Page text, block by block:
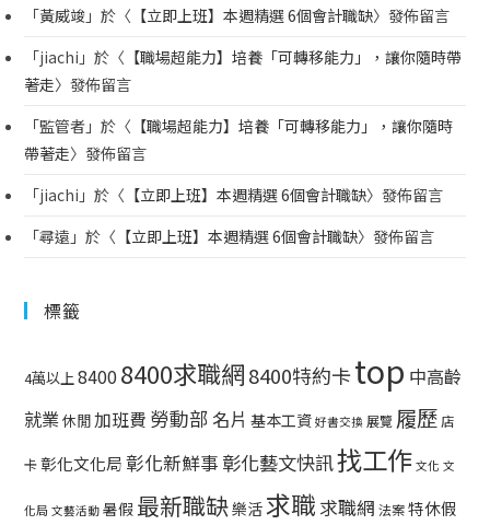
「黃威竣 」於〈 【立即上班】本週精選 6個會計職缺〉發佈留言
「jiachi 」於〈 【職場超能力】培養「可轉移能力」，讓你隨時帶
著走〉發佈留言
「監管者 」於〈 【職場超能力】培養「可轉移能力」，讓你隨時
帶著走〉發佈留言
「jiachi 」於〈 【立即上班】本週精選 6個會計職缺〉發佈留言
「尋遠 」於〈 【立即上班】本週精選 6個會計職缺〉發佈留言
標籤
4萬以上8400 8400求職網8400特約卡top 中高齡
就業休閒加班費 勞動部 名片 基本工資 好書交換 展覽 履歷店
卡彰化文化局 彰化新鮮事 彰化藝文快訊找工作 文化 文
化局 文藝活動 暑假 最新職缺樂活求職 求職網 法案特休假